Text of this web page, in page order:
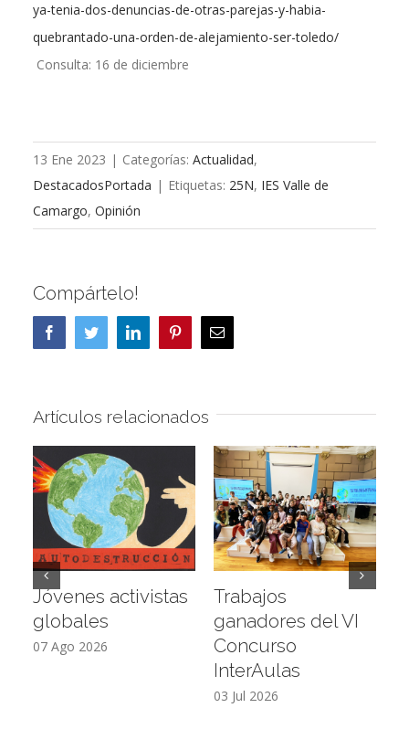
ya-tenia-dos-denuncias-de-otras-parejas-y-habia-
quebrantado-una-orden-de-alejamiento-ser-toledo/
Consulta: 16 de diciembre
13 Ene 2023 | Categorías: Actualidad,
DestacadosPortada | Etiquetas: 25N, IES Valle de
Camargo, Opinión
Compártelo!
FacebookTwitterLinkedInPinterestCorreo
electrónico
Artículos relacionados
Jóvenes activistas
globales
07 Ago 2026
Trabajos
ganadores del VI
Concurso
InterAulas
03 Jul 2026